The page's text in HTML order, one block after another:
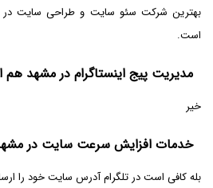
بهترین شرکت سئو سایت و طراحی سایت در
است.
مدیریت پیج اینستاگرام در مشهد
خیر
خدمات افزایش سرعت سایت در
بله کافی است در تلگرام آدرس سایت خود را